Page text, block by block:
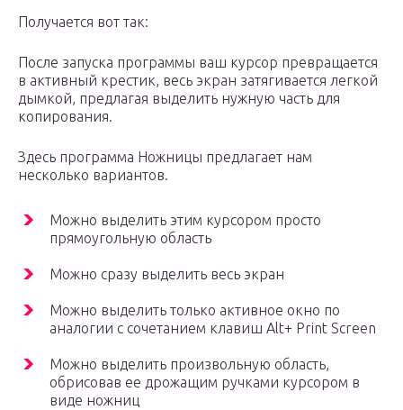
Получается вот так:
После запуска программы ваш курсор превращается
в активный крестик, весь экран затягивается легкой
дымкой, предлагая выделить нужную часть для
копирования.
Здесь программа Ножницы предлагает нам
несколько вариантов.
Можно выделить этим курсором просто
прямоугольную область
Можно сразу выделить весь экран
Можно выделить только активное окно по
аналогии с сочетанием клавиш Alt+ Print Screen
Можно выделить произвольную область,
обрисовав ее дрожащим ручками курсором в
виде ножниц